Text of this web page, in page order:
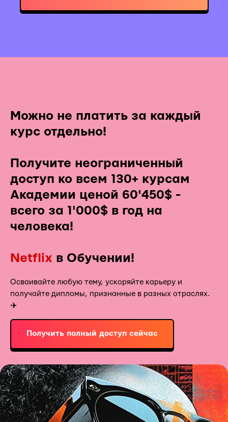
Можно не платить за каждый
курс отдельно!
Получите неограниченный
доступ ко всем 130+ курсам
Академии ценой 60'450$ -
всего за 1'000$ в год на
человека!
Netflix в Обучении!
Осваивайте любую тему, ускоряйте карьеру и
получайте дипломы, признанные в разных отраслях.
✈️
Получить полный доступ сейчас